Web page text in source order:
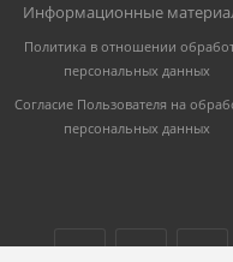
Информационные
Политика в отношении
персональных данных
Согласие Пользователя на
персональных данных